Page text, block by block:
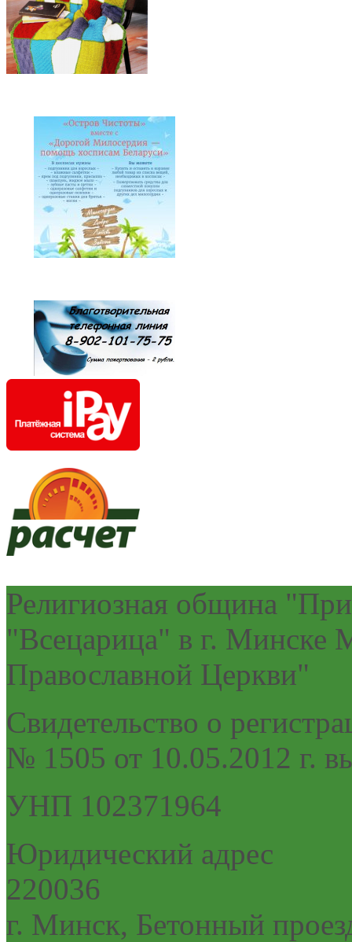
Религиозная община
"Всецарица" в г. Минске
Православной Церкви"
Cвидетельство о
№ 1505 от 10.05.2012 г.
УНП 102371964
Юридический адрес
220036
г. Минск, Бетонный